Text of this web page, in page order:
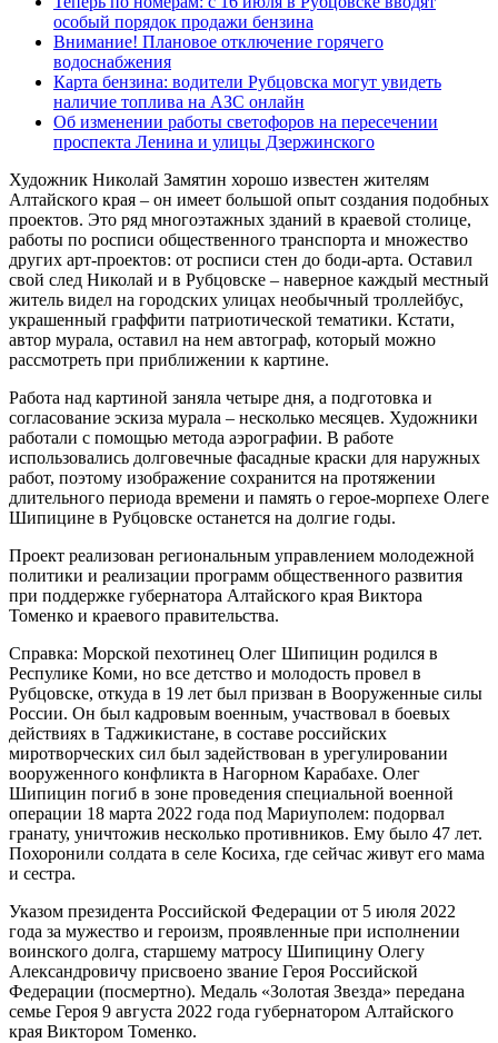
особый порядок продажи бензина
Внимание! Плановое отключение горячего
водоснабжения
Карта бензина: водители Рубцовска могут увидеть
наличие топлива на АЗС онлайн
Об изменении работы светофоров на пересечении
проспекта Ленина и улицы Дзержинского
Художник Николай Замятин хорошо известен жителям
Алтайского края – он имеет большой опыт создания подобных
проектов. Это ряд многоэтажных зданий в краевой столице,
работы по росписи общественного транспорта и множество
других арт-проектов: от росписи стен до боди-арта. Оставил
свой след Николай и в Рубцовске – наверное каждый местный
житель видел на городских улицах необычный троллейбус,
украшенный граффити патриотической тематики. Кстати,
автор мурала, оставил на нем автограф, который можно
рассмотреть при приближении к картине.
Работа над картиной заняла четыре дня, а подготовка и
согласование эскиза мурала – несколько месяцев. Художники
работали с помощью метода аэрографии. В работе
использовались долговечные фасадные краски для наружных
работ, поэтому изображение сохранится на протяжении
длительного периода времени и память о герое-морпехе Олеге
Шипицине в Рубцовске останется на долгие годы.
Проект реализован региональным управлением молодежной
политики и реализации программ общественного развития
при поддержке губернатора Алтайского края Виктора
Томенко и краевого правительства.
Справка: Морской пехотинец Олег Шипицин родился в
Респулике Коми, но все детство и молодость провел в
Рубцовске, откуда в 19 лет был призван в Вооруженные силы
России. Он был кадровым военным, участвовал в боевых
действиях в Таджикистане, в составе российских
миротворческих сил был задействован в урегулировании
вооруженного конфликта в Нагорном Карабахе. Олег
Шипицин погиб в зоне проведения специальной военной
операции 18 марта 2022 года под Мариуполем: подорвал
гранату, уничтожив несколько противников. Ему было 47 лет.
Похоронили солдата в селе Косиха, где сейчас живут его мама
и сестра.
Указом президента Российской Федерации от 5 июля 2022
года за мужество и героизм, проявленные при исполнении
воинского долга, старшему матросу Шипицину Олегу
Александровичу присвоено звание Героя Российской
Федерации (посмертно). Медаль «Золотая Звезда» передана
семье Героя 9 августа 2022 года губернатором Алтайского
края Виктором Томенко.